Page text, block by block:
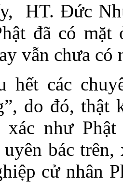
HT. Ðức
đã có
vẫn chưa có
hết các
do đó, thật
xác như
uyên bác
cử nhân